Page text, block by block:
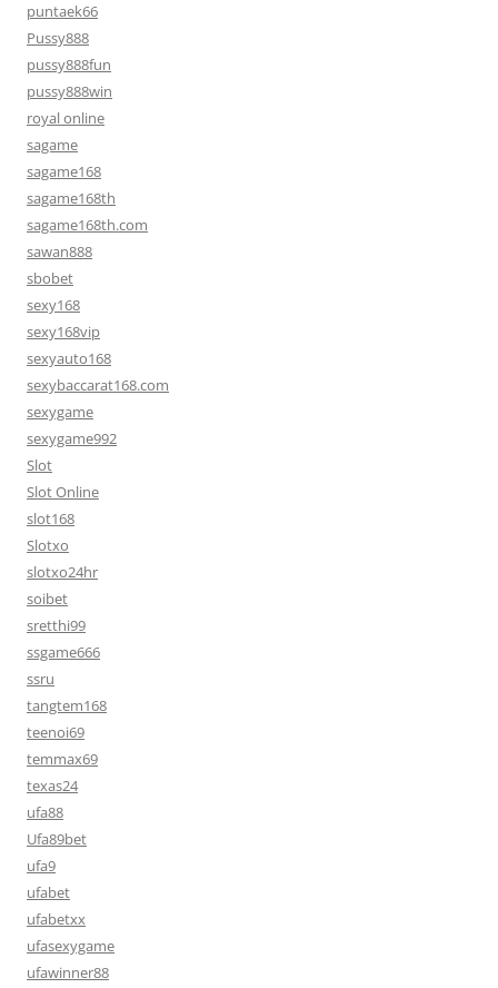
puntaek66
Pussy888
pussy888fun
pussy888win
royal online
sagame
sagame168
sagame168th
sagame168th.com
sawan888
sbobet
sexy168
sexy168vip
sexyauto168
sexybaccarat168.com
sexygame
sexygame992
Slot
Slot Online
slot168
Slotxo
slotxo24hr
soibet
sretthi99
ssgame666
ssru
tangtem168
teenoi69
temmax69
texas24
ufa88
Ufa89bet
ufa9
ufabet
ufabetxx
ufasexygame
ufawinner88